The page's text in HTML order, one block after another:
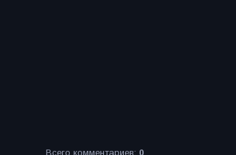
Всего комментариев: 0